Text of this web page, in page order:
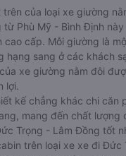
trên của loại xe giường
Phù Mỹ - Bình Định này
cao cấp. Mỗi giường là
hạng sang ở các khách
xe giường nằm đôi
lợi.
kế chẳng khác chi căn
mang đến chất lượng
Trọng - Lâm Đồng tốt
trên loại xe xe đi Đức